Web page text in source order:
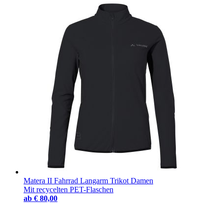
Matera II Fahrrad Langarm Trikot Damen
Mit recycelten PET-Flaschen
ab € 80,00